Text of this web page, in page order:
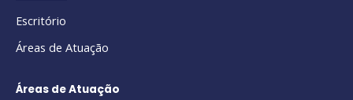
Escritório
Áreas de Atuação
Áreas de Atuação